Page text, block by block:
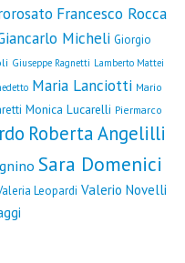
Francesco Rocca
Micheli Giorgio
Giuseppe Ragnetti Lamberto Mattei
Maria Lanciotti Mario
Monica Lucarelli Piermarco
Roberta Angelilli
Sara Domenici
Leopardi Valerio Novelli